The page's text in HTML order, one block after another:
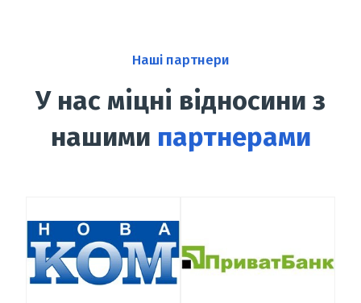
Наші партнери
У нас міцні відносини з
нашими партнерами